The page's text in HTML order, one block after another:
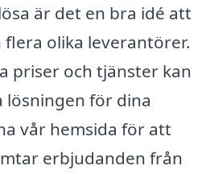
är det en bra idé att
olika leverantörer.
priser och tjänster kan
lösningen för dina
vår hemsida för att
erbjudanden från